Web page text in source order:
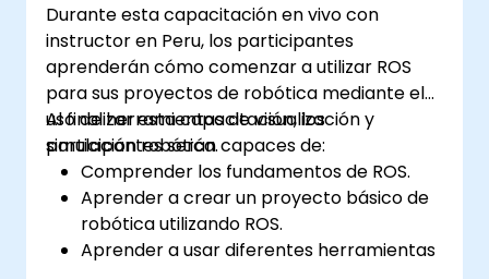
sentimiento, reconocimiento de entidades
nombradas y Modelo de Dirichlet Latente
utilizando Python. Facilita a los profesionales
construir sistemas inteligentes de analítica de
texto para la clasificación automática de
contenidos y la búsqueda.
Durante esta capacitación en vivo con
instructor en Peru, los participantes
aprenderán cómo comenzar a utilizar ROS
para sus proyectos de robótica mediante el
uso de herramientas de visualización y
simulación robótica.
Al finalizar esta capacitación, los
participantes serán capaces de:
Comprender los fundamentos de ROS.
Aprender a crear un proyecto básico de
robótica utilizando ROS.
Aprender a usar diferentes herramientas